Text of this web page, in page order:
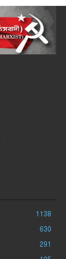
1138
630
291